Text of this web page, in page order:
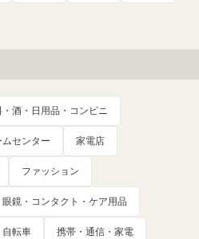
酒・日用品・コンビニ
センター 家電店
ファッション
眼鏡・コンタクト・ケア用品
自転車 携帯・通信・家電